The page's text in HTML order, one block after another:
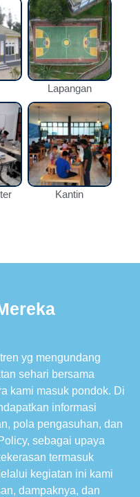
Lapangan
Kantin
yg mengundang
sehari bersama
kami masuk pondok. Di
informasi
pola pengasuhan, dan
sebagai upaya
termasuk
kegiatan ini kami
dampaknya, dan